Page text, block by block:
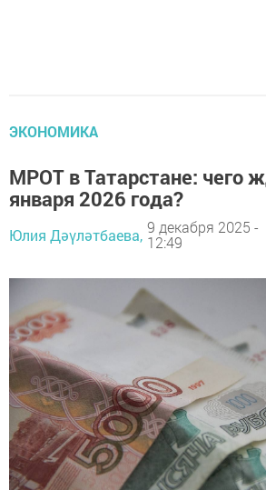
ЭКОНОМИКА
МРОТ в Татарстане: чего
января 2026 года?
Юлия Дәүләтбаева, 9 декабря 2025 -
12:49